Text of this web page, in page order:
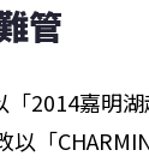
管
2014嘉明
「